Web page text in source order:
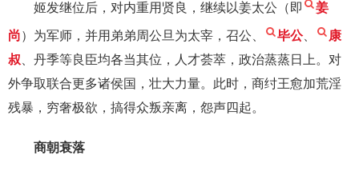
姬发继位后，对内重用贤良，继续以姜太公（即 姜
尚）为军师，并用弟弟周公旦为太宰，召公、 毕公、
康
叔、丹季等良臣均各当其位，人才荟萃，政治蒸蒸日上。对
外争取联合更多诸侯国，壮大力量。此时，商纣王愈加荒淫
残暴，穷奢极欲，搞得众叛亲离，怨声四起。
商朝衰落